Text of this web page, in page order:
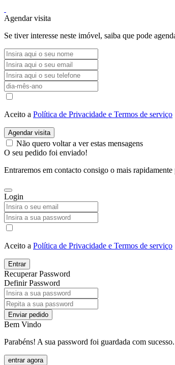
Agendar visita
Se tiver interesse neste imóvel, saiba que pode
Aceito a Política de Privacidade e Termos de serviço
Agendar visita
Não quero voltar a ver estas mensagens
O seu pedido foi enviado!
Entraremos em contacto consigo o mais rapidamente
Login
Aceito a Política de Privacidade e Termos de serviço
Entrar
Recuperar Password
Definir Password
Enviar pedido
Bem Vindo
Parabéns! A sua password foi guardada com
entrar agora